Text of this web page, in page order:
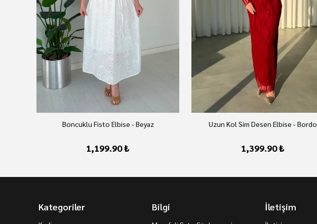
Boncuklu Fisto Elbise - Beyaz
1,199.90 ₺
Uzun Kol Sim Desen Elbise - Bordo
1,399.90 ₺
Kategoriler Bilgi İletişim